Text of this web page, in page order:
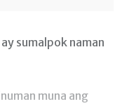
sumalpok naman
muna ang